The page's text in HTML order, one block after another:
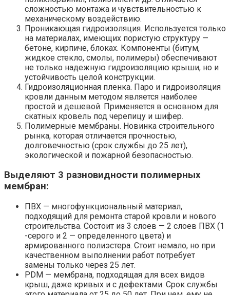
сложностью монтажа и чувствительностью к
механическому воздействию.
Проникающая гидроизоляция. Используется только
на материалах, имеющих пористую структуру —
бетоне, кирпиче, блоках. Компоненты (битум,
жидкое стекло, смолы, полимеры) обеспечивают
не только надежную гидроизоляцию крыши, но и
устойчивость целой конструкции.
Гидроизоляционная пленка. Паро и гидроизоляция
кровли данным методом является наиболее
простой и дешевой. Применяется в основном для
скатных кровель под черепицу и шифер.
Полимерные мембраны. Новинка строительного
рынка, которая отличается прочностью,
долговечностью (срок службы до 25 лет),
экологической и пожарной безопасностью.
Выделяют 3 разновидности полимерных
мембран:
ПВХ — многофункциональный материал,
подходящий для ремонта старой кровли и нового
строительства. Состоит из 3 слоев — 2 слоев ПВХ (1
-серого и 2 — определенного цвета) и
армированного полиэстера. Стоит немало, но при
качественном выполнении работ потребует
замены только через 25 лет.
PDM — мембрана, подходящая для всех видов
крыш, даже кривых и с дефектами. Срок службы